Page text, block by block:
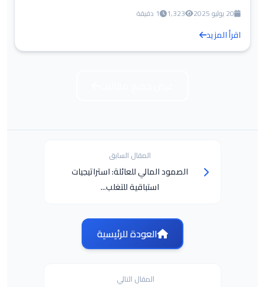
20 يوليو 2025 1,323 1 دقيقة
اقرأ المزيد
المقال السابق
الصمود المالي للعائلة: استراتيجيات
استباقية للتغلب...
العودة للرئيسية
المقال التالي